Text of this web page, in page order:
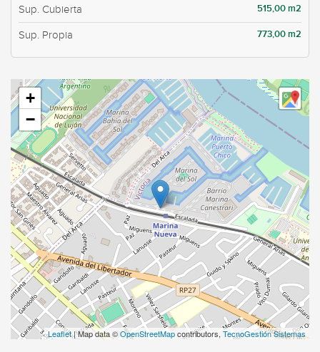
Sup. Cubierta 515,00 m2
Sup. Propia 773,00 m2
+
−
Leaflet| Map data ©OpenStreetMapcontributors, TecnoGestión Sistemas